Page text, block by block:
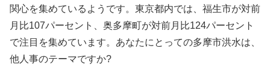
関心を集めているようです。東京都内では、福生市が対前
月比107パーセント、奥多摩町が対前月比124パーセント
で注目を集めています。あなたにとっての多摩市洪水は、
他人事のテーマですか?